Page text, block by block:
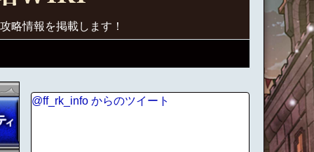
略情報を掲載します！
@ff_rk_info からのツイート